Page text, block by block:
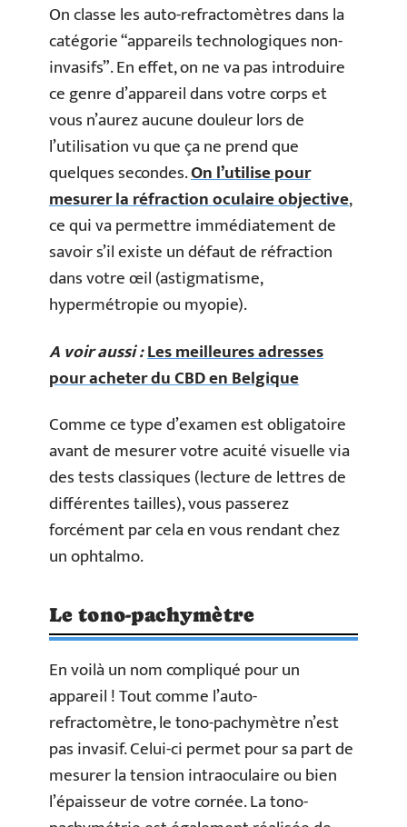
On classe les auto-refractomètres dans la
catégorie “appareils technologiques non-
invasifs”. En effet, on ne va pas introduire
ce genre d’appareil dans votre corps et
vous n’aurez aucune douleur lors de
l’utilisation vu que ça ne prend que
quelques secondes.On l’utilise pour
mesurer la réfraction oculaire objective,
ce qui va permettre immédiatement de
savoir s’il existe un défaut de réfraction
dans votre œil (astigmatisme,
hypermétropie ou myopie).
A voir aussi :Les meilleures adresses
pour acheter du CBD en Belgique
Comme ce type d’examen est obligatoire
avant de mesurer votre acuité visuelle via
des tests classiques (lecture de lettres de
différentes tailles), vous passerez
forcément par cela en vous rendant chez
un ophtalmo.
Le tono-pachymètre
En voilà un nom compliqué pour un
appareil ! Tout comme l’auto-
refractomètre, le tono-pachymètre n’est
pas invasif. Celui-ci permet pour sa part de
mesurer la tension intraoculaire ou bien
l’épaisseur de votre cornée. La tono-